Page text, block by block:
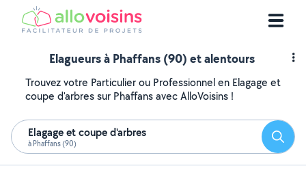
Elagueurs à Phaffans (90) et alentours
Trouvez votre Particulier ou Professionnel en Elagage et
coupe d'arbres sur Phaffans avec AlloVoisins !
Elagage et coupe d'arbres
à Phaffans (90)